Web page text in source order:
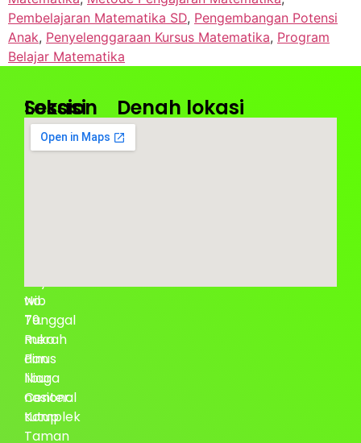
Pembelajaran Matematika SD, Pengembangan Potensi
Anak, Penyelenggaraan Kursus Matematika, Program
Belajar Matematika
Lokasi
Kantor
Pusat
No.
79.
Ruko
Pinus
Niaga
Center.
Komplek
Taman
Session
Jam
Operasional
wib
Tanggal
merah
dan
libur
nasional
tutup
Denah lokasi